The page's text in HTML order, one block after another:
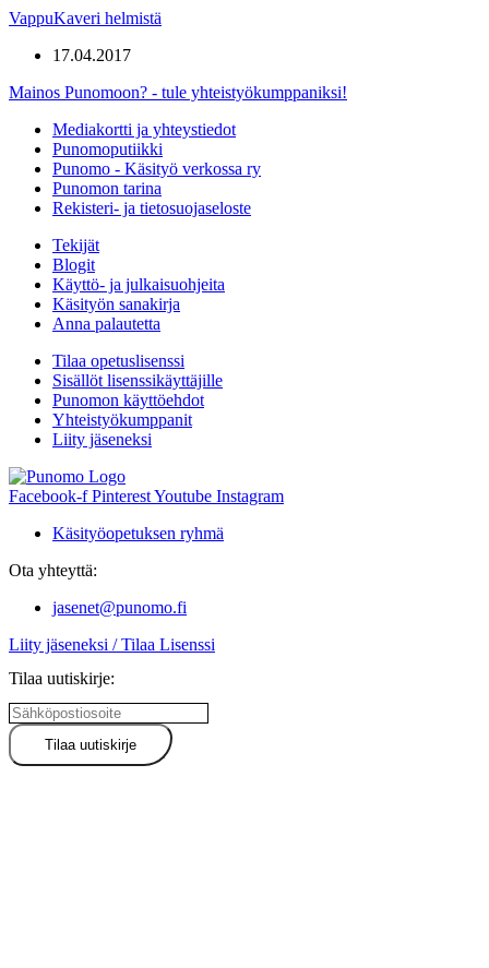
VappuKaveri helmistä
17.04.2017
Mainos Punomoon? - tule yhteistyökumppaniksi!
Mediakortti ja yhteystiedot
Punomoputiikki
Punomo - Käsityö verkossa ry
Punomon tarina
Rekisteri- ja tietosuojaseloste
Tekijät
Blogit
Käyttö- ja julkaisuohjeita
Käsityön sanakirja
Anna palautetta
Tilaa opetuslisenssi
Sisällöt lisenssikäyttäjille
Punomon käyttöehdot
Yhteistyökumppanit
Liity jäseneksi
Facebook-f PinterestYoutube Instagram
Käsityöopetuksen ryhmä
Ota yhteyttä:
jasenet@punomo.fi
Liity jäseneksi / Tilaa Lisenssi
Tilaa uutiskirje: